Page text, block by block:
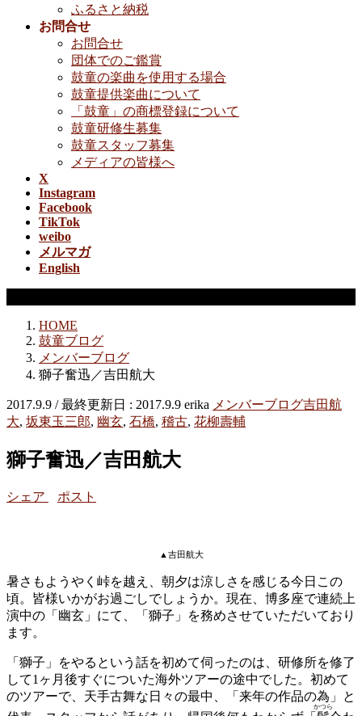
ふるさと納税
お問合せ
お問合せ
団体でのご鑑賞
鼓童の楽曲を使用する場合
鼓童提供楽曲について
「鼓童」の商標登録について
鼓童研修生募集
鼓童スタッフ募集
メディアの皆様へ
X
Instagram
Facebook
TikTok
weibo
メルマガ
English
HOME
鼓童ブログ
メンバーブログ
獅子奮迅／吉田航大
2017.9.9 / 最終更新日 : 2017.9.9 erika メンバーブログ吉田航
大, 坂東玉三郎, 幽玄, 石橋, 稽古, 花柳壽輔
獅子奮迅／吉田航大
シェア ポスト
▲吉田航大
暑さもようやく峠を越え、朝夕は涼しさを感じる今日この
頃。皆様いかがお過ごしでしょうか。現在、博多座で連続上
演中の「幽玄」にて、「獅子」を務めさせていただいており
ます。
「獅子」をやるという話を初めて伺ったのは、研修所を修了
して1ヶ月後すぐについた海外ツアーの途中でした。初めて
のツアーで、天手古舞な日々の最中、「来年の作品の為」と
かつら